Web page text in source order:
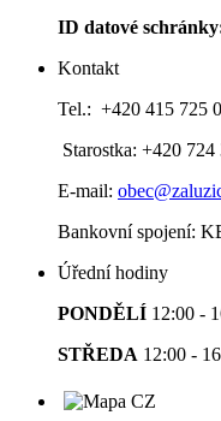
ID datové
Kontakt
Tel.: +420 415 725
Starostka: +420 724
E-mail:
Bankovní spojení:
Úřední hodiny
PONDĚLÍ 12:00 -
STŘEDA 12:00 -